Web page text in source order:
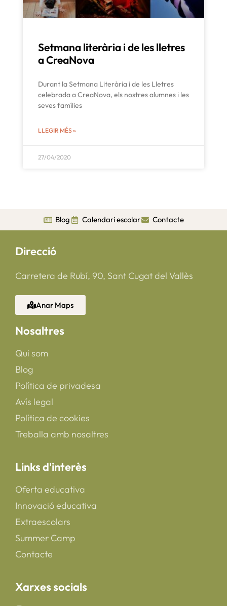
Setmana literària i de les lletres
a CreaNova
Durant la Setmana Literària i de les Lletres
celebrada a CreaNova, els nostres alumnes i les
seves famílies
LLEGIR MÉS »
27/04/2020
Blog Calendari escolar Contacte
Direcció
Carretera de Rubí, 90, Sant Cugat del Vallès
Anar Maps
Nosaltres
Qui som
Blog
Política de privadesa
Avís legal
Política de cookies
Treballa amb nosaltres
Links d'interès
Oferta educativa
Innovació educativa
Extraescolars
Summer Camp
Contacte
Xarxes socials